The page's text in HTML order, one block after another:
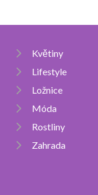
Květiny
Lifestyle
Ložnice
Móda
Rostliny
Zahrada